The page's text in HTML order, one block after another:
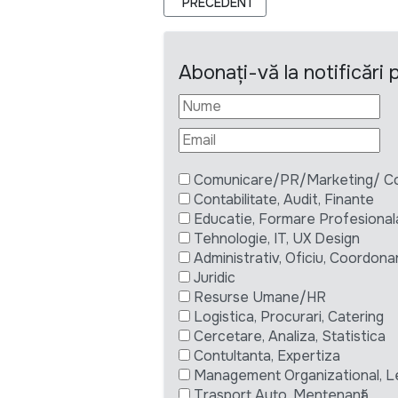
Abonați-vă la notificări
Comunicare/PR/Marketing/
Contabilitate, Audit, Finante
Educatie, Formare
Tehnologie, IT, UX Design
Administrativ, Oficiu,
Juridic
Resurse Umane/HR
Logistica, Procurari, Catering
Cercetare, Analiza, Statistica
Contultanta, Expertiza
Management Organizational,